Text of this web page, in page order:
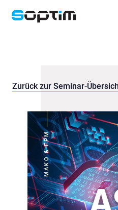
Zurück zur Seminar-
MAKO & FPM